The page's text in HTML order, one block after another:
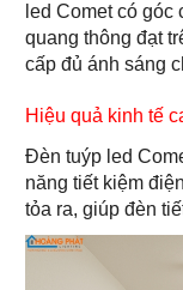
led Comet có
quang thông đạt
cấp đủ ánh sáng
Hiệu quả kinh tế
Đèn tuýp led
năng tiết kiệm
tỏa ra, giúp đèn